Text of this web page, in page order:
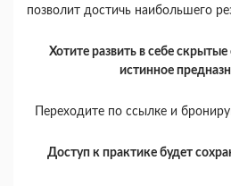
позволит достичь наибольшего
Хотите развить в себе
истинное
Переходите по ссылке и
Доступ к практике будет